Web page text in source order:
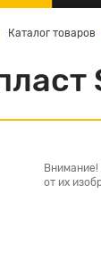
Каталог товаров
Внимание!
от их